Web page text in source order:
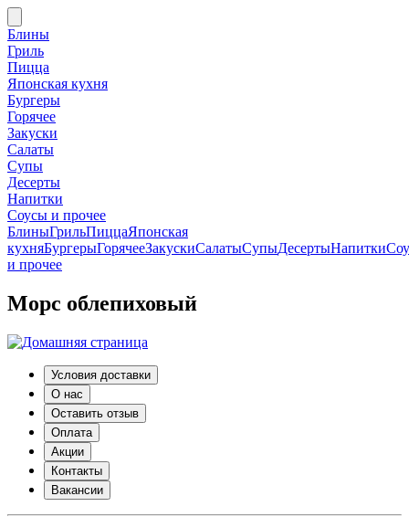
Блины
Гриль
Пицца
Японская кухня
Бургеры
Горячее
Закуски
Салаты
Супы
Десерты
Напитки
Соусы и прочее
БлиныГрильПиццаЯпонская
кухняБургерыГорячееЗакускиСалатыСупыДесертыНапитки
и прочее
Морс облепиховый
Условия доставки
О нас
Оставить отзыв
Оплата
Акции
Контакты
Вакансии